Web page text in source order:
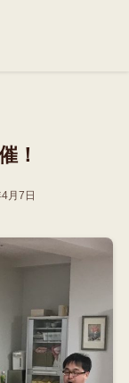
！
月7日